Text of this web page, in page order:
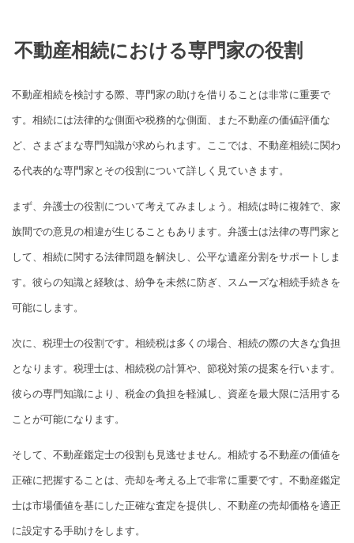
不動産相続における専門家の役割
不動産相続を検討する際、専門家の助けを借りることは非常に重要で
す。相続には法律的な側面や税務的な側面、また不動産の価値評価な
ど、さまざまな専門知識が求められます。ここでは、不動産相続に関わ
る代表的な専門家とその役割について詳しく見ていきます。
まず、弁護士の役割について考えてみましょう。相続は時に複雑で、家
族間での意見の相違が生じることもあります。弁護士は法律の専門家と
して、相続に関する法律問題を解決し、公平な遺産分割をサポートしま
す。彼らの知識と経験は、紛争を未然に防ぎ、スムーズな相続手続きを
可能にします。
次に、税理士の役割です。相続税は多くの場合、相続の際の大きな負担
となります。税理士は、相続税の計算や、節税対策の提案を行います。
彼らの専門知識により、税金の負担を軽減し、資産を最大限に活用する
ことが可能になります。
そして、不動産鑑定士の役割も見逃せません。相続する不動産の価値を
正確に把握することは、売却を考える上で非常に重要です。不動産鑑定
士は市場価値を基にした正確な査定を提供し、不動産の売却価格を適正
に設定する手助けをします。